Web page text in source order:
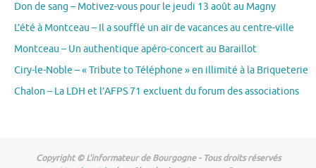
Don de sang – Motivez-vous pour le jeudi 13 août au Magny
L’été à Montceau – Il a soufflé un air de vacances au centre-ville
Montceau – Un authentique apéro-concert au Baraillot
Ciry-le-Noble – « Tribute to Téléphone » en illimité à la Briqueterie
Chalon – La LDH et l’AFPS 71 excluent du forum des associations
Copyright © L'informateur de Bourgogne - Tous droits réservés